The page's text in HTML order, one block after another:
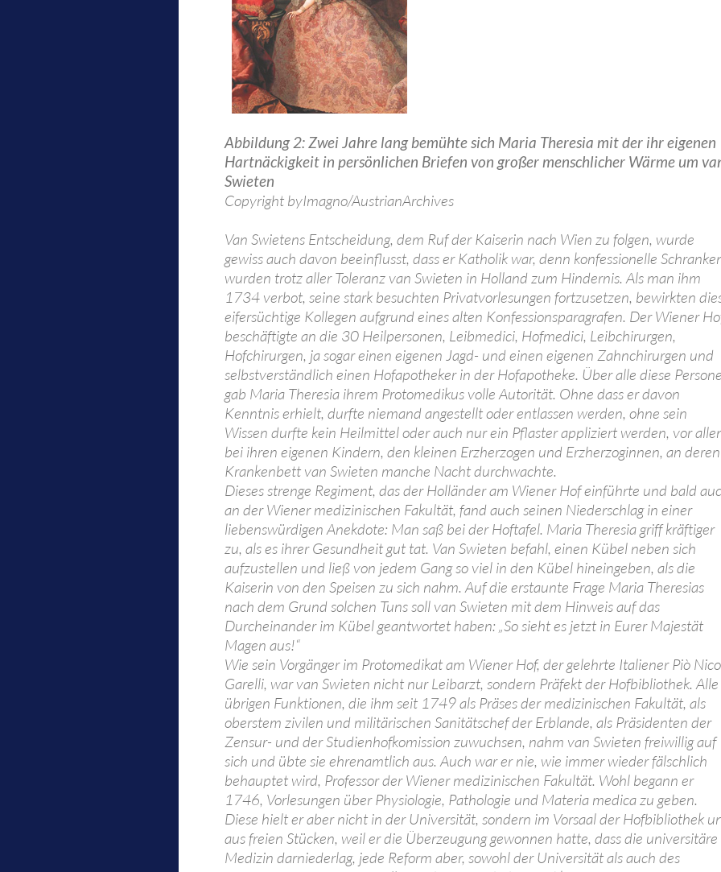
Abbildung 2: Zwei Jahre lang bemühte sich Maria Theresia mit der ihr eigenen
Hartnäckigkeit in persönlichen Briefen von großer menschlicher Wärme um
Swieten
Copyright byImagno/AustrianArchives
Van Swietens Entscheidung, dem Ruf der Kaiserin nach Wien zu folgen, wurde
gewiss auch davon beeinflusst, dass er Katholik war, denn konfessionelle
wurden trotz aller Toleranz van Swieten in Holland zum Hindernis. Als man ihm
1734 verbot, seine stark besuchten Privatvorlesungen fortzusetzen, bewirkten
eifersüchtige Kollegen aufgrund eines alten Konfessionsparagrafen. Der Wiener
beschäftigte an die 30 Heilpersonen, Leibmedici, Hofmedici, Leibchirurgen,
Hofchirurgen, ja sogar einen eigenen Jagd- und einen eigenen Zahnchirurgen und
selbstverständlich einen Hofapotheker in der Hofapotheke. Über alle diese
gab Maria Theresia ihrem Protomedikus volle Autorität. Ohne dass er davon
Kenntnis erhielt, durfte niemand angestellt oder entlassen werden, ohne sein
Wissen durfte kein Heilmittel oder auch nur ein Pflaster appliziert werden, vor
bei ihren eigenen Kindern, den kleinen Erzherzogen und Erzherzoginnen, an deren
Krankenbett van Swieten manche Nacht durchwachte.
Dieses strenge Regiment, das der Holländer am Wiener Hof einführte und bald
an der Wiener medizinischen Fakultät, fand auch seinen Niederschlag in einer
liebenswürdigen Anekdote: Man saß bei der Hoftafel. Maria Theresia griff kräftiger
zu, als es ihrer Gesundheit gut tat. Van Swieten befahl, einen Kübel neben sich
aufzustellen und ließ von jedem Gang so viel in den Kübel hineingeben, als die
Kaiserin von den Speisen zu sich nahm. Auf die erstaunte Frage Maria Theresias
nach dem Grund solchen Tuns soll van Swieten mit dem Hinweis auf das
Durcheinander im Kübel geantwortet haben: „So sieht es jetzt in Eurer Majestät
Magen aus!“
Wie sein Vorgänger im Protomedikat am Wiener Hof, der gelehrte Italiener Piò
Garelli, war van Swieten nicht nur Leibarzt, sondern Präfekt der Hofbibliothek. Alle
übrigen Funktionen, die ihm seit 1749 als Präses der medizinischen Fakultät, als
oberstem zivilen und militärischen Sanitätschef der Erblande, als Präsidenten der
Zensur- und der Studienhofkomission zuwuchsen, nahm van Swieten freiwillig auf
sich und übte sie ehrenamtlich aus. Auch war er nie, wie immer wieder fälschlich
behauptet wird, Professor der Wiener medizinischen Fakultät. Wohl begann er
1746, Vorlesungen über Physiologie, Pathologie und Materia medica zu geben.
Diese hielt er aber nicht in der Universität, sondern im Vorsaal der Hofbibliothek
aus freien Stücken, weil er die Überzeugung gewonnen hatte, dass die universitäre
Medizin darniederlag, jede Reform aber, sowohl der Universität als auch des